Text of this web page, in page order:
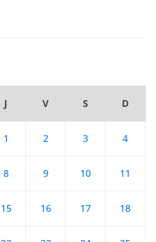
J V S D
1 2 3 4
8 9 10 11
15 16 17 18